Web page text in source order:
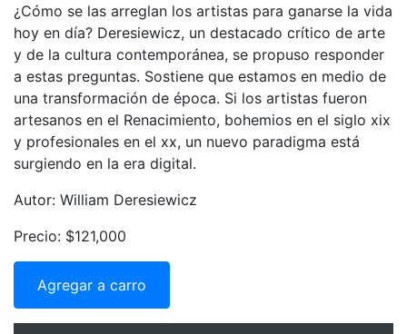
¿Cómo se las arreglan los artistas para ganarse la vida
hoy en día? Deresiewicz, un destacado crítico de arte
y de la cultura contemporánea, se propuso responder
a estas preguntas. Sostiene que estamos en medio de
una transformación de época. Si los artistas fueron
artesanos en el Renacimiento, bohemios en el siglo xix
y profesionales en el xx, un nuevo paradigma está
surgiendo en la era digital.
Autor: William Deresiewicz
Precio: $121,000
Agregar a carro